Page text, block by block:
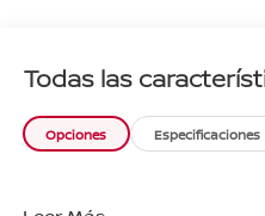
servicios de agencia
agencia: - Accesorios
servicios realizados en
Todas las
Opciones Especificaciones